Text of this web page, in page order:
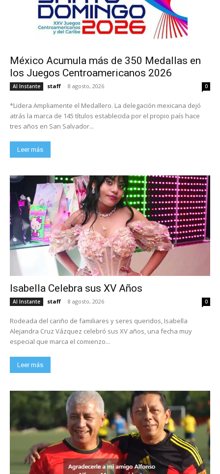
México Acumula más de 350 Medallas en
los Juegos Centroamericanos 2026
Al Instante staff - 8 agosto, 2026 0
*Lidera Ampliamente el Medallero. La delegación mexicana dejó
atrás la marca de 145 títulos establecida por el propio país hace
tres años en San Salvador...
Leer más
Isabella Celebra sus XV Años
Al Instante staff - 8 agosto, 2026 0
Rodeada del cariño de familiares y seres queridos, Isabella
Alejandra Cruz Vázquez celebró sus XV años, una fecha muy
especial que marca el comienzo...
Leer más